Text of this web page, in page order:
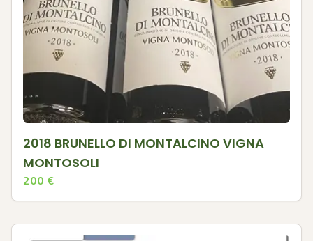
2018 BRUNELLO DI MONTALCINO VIGNA
MONTOSOLI
200 €